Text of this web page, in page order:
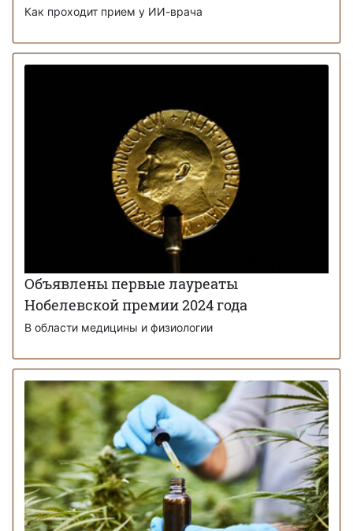
Как проходит прием у ИИ-врача
Объявлены первые лауреаты
Нобелевской премии 2024 года
В области медицины и физиологии